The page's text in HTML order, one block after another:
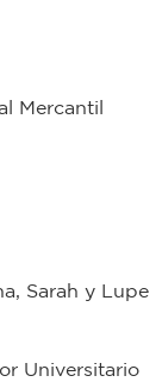
Mercantil
Sarah y Lupe
Universitario